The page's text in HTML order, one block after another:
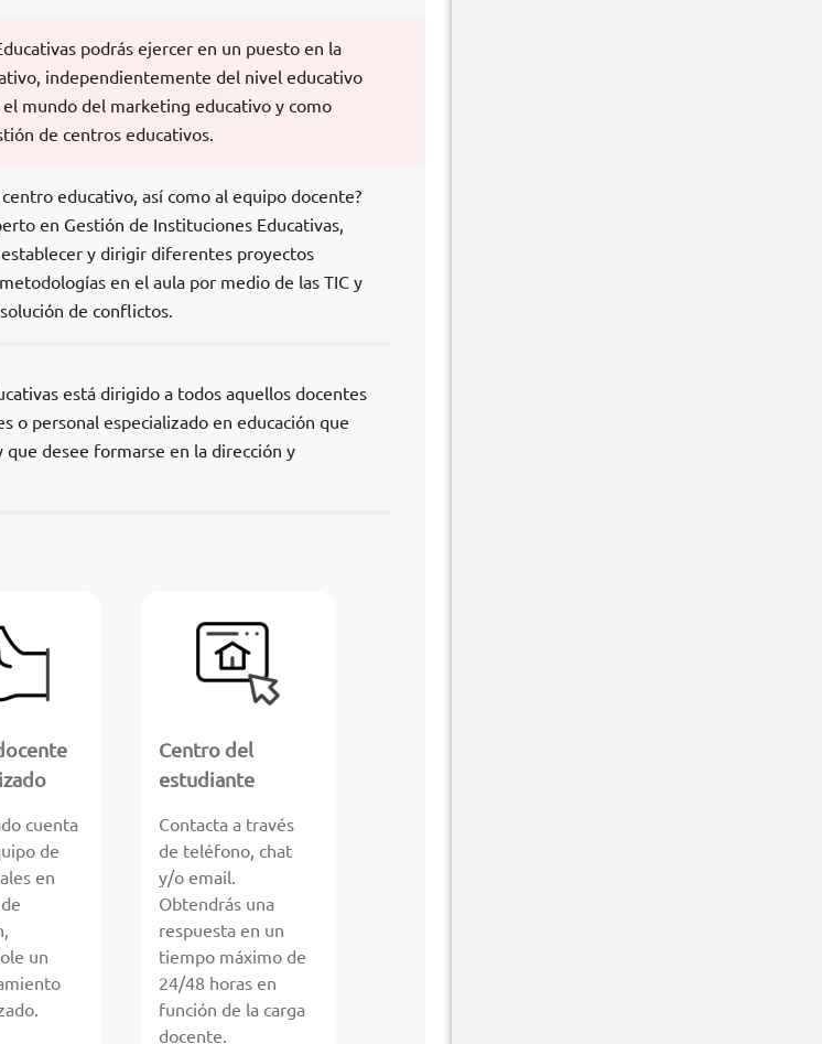
podrás ejercer en un puesto en la
independientemente del nivel educativo
mundo del marketing educativo y como
de centros educativos.
educativo, así como al equipo docente?
en Gestión de Instituciones Educativas,
y dirigir diferentes proyectos
en el aula por medio de las TIC y
de conflictos.
está dirigido a todos aquellos docentes
o personal especializado en educación que
que desee formarse en la dirección y
cuenta
de
en
un
Centro del
estudiante
Contacta a través
de teléfono, chat
y/o email.
Obtendrás una
respuesta en un
tiempo máximo de
24/48 horas en
función de la carga
docente.